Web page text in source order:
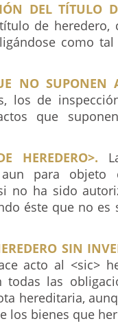
DEL TÍTULO
de heredero,
como
NO SUPONEN
los de
que
HEREDERO>.
para objeto
no ha sido
éste que no es
SIN
acto al <sic>
todas las
hereditaria,
los bienes que